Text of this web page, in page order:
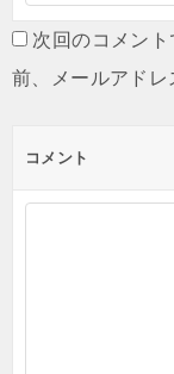
次回のコメン
前、メールアドレ
コメント